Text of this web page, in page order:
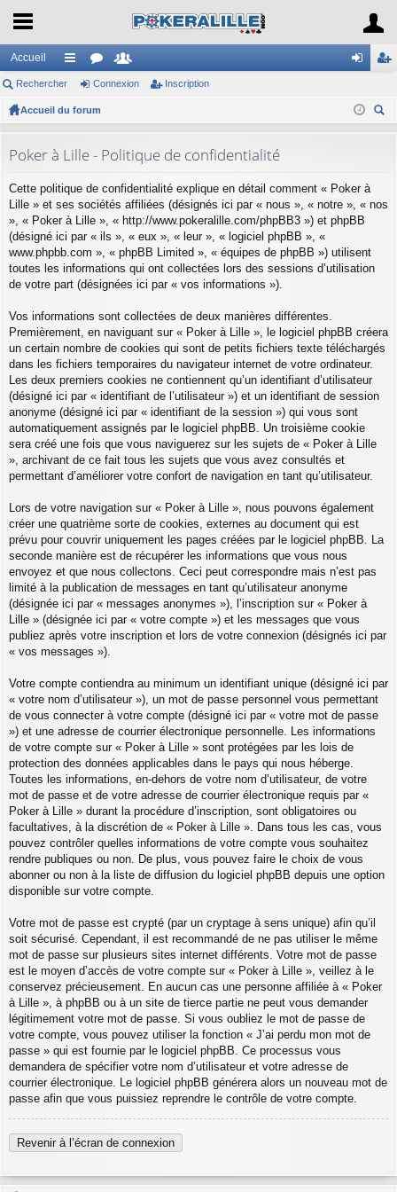
Accueil
ac
co
ci
s
or
u
e
es
ne cri
Rechercher Connexion Inscription
Accueil du forum
Poker à Lille - Politique de confidentialité
Cette politique de confidentialité explique en détail comment « Poker à
Lille » et ses sociétés affiliées (désignés ici par « nous », « notre », « nos
», « Poker à Lille », « http://www.pokeralille.com/phpBB3 ») et phpBB
(désigné ici par « ils », « eux », « leur », « logiciel phpBB », «
www.phpbb.com », « phpBB Limited », « équipes de phpBB ») utilisent
toutes les informations qui ont collectées lors des sessions d’utilisation
de votre part (désignées ici par « vos informations »).
Vos informations sont collectées de deux manières différentes.
Premièrement, en naviguant sur « Poker à Lille », le logiciel phpBB créera
un certain nombre de cookies qui sont de petits fichiers texte téléchargés
dans les fichiers temporaires du navigateur internet de votre ordinateur.
Les deux premiers cookies ne contiennent qu’un identifiant d’utilisateur
(désigné ici par « identifiant de l’utilisateur ») et un identifiant de session
anonyme (désigné ici par « identifiant de la session ») qui vous sont
automatiquement assignés par le logiciel phpBB. Un troisième cookie
sera créé une fois que vous naviguerez sur les sujets de « Poker à Lille
», archivant de ce fait tous les sujets que vous avez consultés et
permettant d’améliorer votre confort de navigation en tant qu’utilisateur.
Lors de votre navigation sur « Poker à Lille », nous pouvons également
créer une quatrième sorte de cookies, externes au document qui est
prévu pour couvrir uniquement les pages créées par le logiciel phpBB. La
seconde manière est de récupérer les informations que vous nous
envoyez et que nous collectons. Ceci peut correspondre mais n’est pas
limité à la publication de messages en tant qu’utilisateur anonyme
(désignée ici par « messages anonymes »), l’inscription sur « Poker à
Lille » (désignée ici par « votre compte ») et les messages que vous
publiez après votre inscription et lors de votre connexion (désignés ici par
« vos messages »).
Votre compte contiendra au minimum un identifiant unique (désigné ici par
« votre nom d’utilisateur »), un mot de passe personnel vous permettant
de vous connecter à votre compte (désigné ici par « votre mot de passe
») et une adresse de courrier électronique personnelle. Les informations
de votre compte sur « Poker à Lille » sont protégées par les lois de
protection des données applicables dans le pays qui nous héberge.
Toutes les informations, en-dehors de votre nom d’utilisateur, de votre
mot de passe et de votre adresse de courrier électronique requis par «
Poker à Lille » durant la procédure d’inscription, sont obligatoires ou
facultatives, à la discrétion de « Poker à Lille ». Dans tous les cas, vous
pouvez contrôler quelles informations de votre compte vous souhaitez
rendre publiques ou non. De plus, vous pouvez faire le choix de vous
abonner ou non à la liste de diffusion du logiciel phpBB depuis une option
disponible sur votre compte.
Votre mot de passe est crypté (par un cryptage à sens unique) afin qu’il
soit sécurisé. Cependant, il est recommandé de ne pas utiliser le même
mot de passe sur plusieurs sites internet différents. Votre mot de passe
est le moyen d’accès de votre compte sur « Poker à Lille », veillez à le
conservez précieusement. En aucun cas une personne affiliée à « Poker
à Lille », à phpBB ou à un site de tierce partie ne peut vous demander
légitimement votre mot de passe. Si vous oubliez le mot de passe de
votre compte, vous pouvez utiliser la fonction « J’ai perdu mon mot de
passe » qui est fournie par le logiciel phpBB. Ce processus vous
demandera de spécifier votre nom d’utilisateur et votre adresse de
courrier électronique. Le logiciel phpBB générera alors un nouveau mot de
passe afin que vous puissiez reprendre le contrôle de votre compte.
Revenir à l’écran de connexion